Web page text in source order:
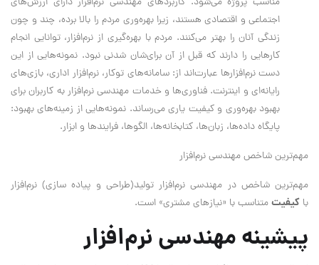
اجتماعی و اقتصادی هستند، زیرا بهره‌وری مردم را بالا برده، چند و چون
زندگی آنان را بهتر می‌کنند. مردم با بهره‌گیری از نرم‌افزار، توانایی انجام
کارهایی را دارند که قبل از آن برای‌شان شدنی نبود. نمونه‌هایی از این
دست نرم‌افزارها عبارت‌اند از: سامانه‌های توکار، نرم‌افزار اداری، بازی‌های
رایانه‌ای و اینترنت. فناوری‌ها و خدمات مهندسی نرم‌افزار به کاربران برای
بهبود بهره‌وری و کیفیت یاری می‌رساند. نمونه‌هایی از زمینه‌های بهبود:
پایگاه داده‌ها، زبان‌ها، کتابخانه‌ها، الگوها، فرایندها و ابزار.
مهم‌ترین شاخص مهندسی نرم‌افزار
مهم‌ترین شاخص در مهندسی نرم‌افزار تولید(طراحی و پیاده سازی) نرم‌افزار
با کیفیتمتناسب با «نیازهای مشتری» است.
پیشینه مهندسی نرم‌افزار